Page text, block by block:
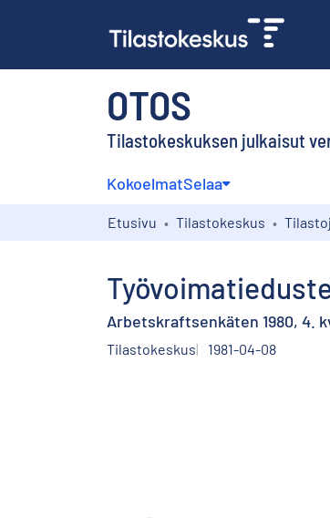
OTOS
Tilastokeskuksen julkaisut
KokoelmatSelaa
Etusivu Tilastokeskus
Arbetskraftsenkäten 1980, 4.
Tilastokeskus 1981-04-08